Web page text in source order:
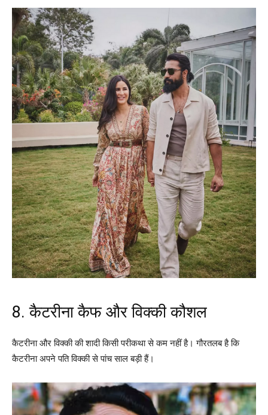
8. कैटरीना कैफ और विक्की कौशल
कैटरीना और विक्की की शादी किसी परीकथा से कम नहीं है। गौरतलब है कि
कैटरीना अपने पति विक्की से पांच साल बड़ी हैं।